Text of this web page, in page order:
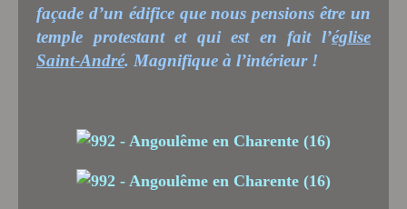
façade d’un édifice que nous pensions être un
temple protestant et qui est en fait l’église
Saint-André. Magnifique à l’intérieur !